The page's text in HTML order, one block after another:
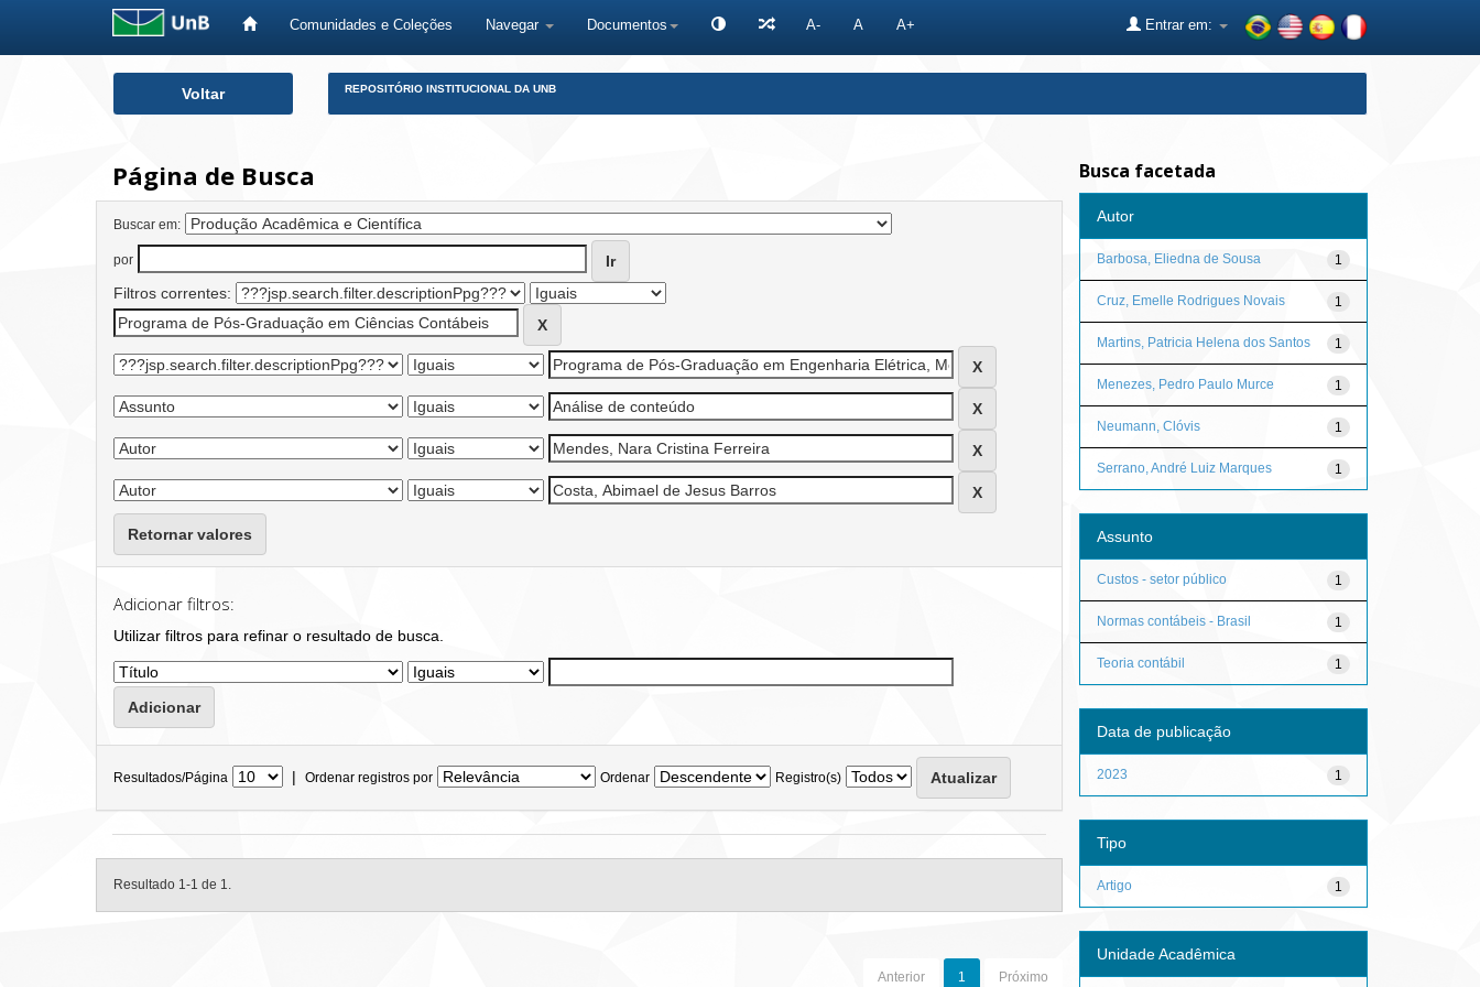
Comunidades e Coleções Navegar Documentos A- A A+ Entrar em:
Voltar REPOSITÓRIO INSTITUCIONAL DA UNB
Página de Busca
Buscar em:
por
Filtros correntes:
Retornar valores
Adicionar filtros:
Utilizar filtros para refinar o resultado de busca.
Resultados/Página | Ordenar registros por Ordenar Registro(s)
Resultado 1-1 de 1.
Anterior 1 Próximo
Busca facetada
Autor
1
Barbosa, Eliedna de Sousa
1
Cruz, Emelle Rodrigues Novais
1
Martins, Patricia Helena dos Santos
1
Menezes, Pedro Paulo Murce
1
Neumann, Clóvis
1
Serrano, André Luiz Marques
Assunto
1
Custos - setor público
1
Normas contábeis - Brasil
1
Teoria contábil
Data de publicação
1
2023
Tipo
1
Artigo
Unidade Acadêmica